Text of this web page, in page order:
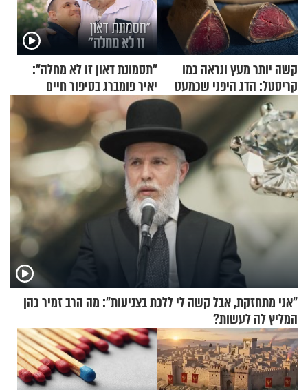
קשה יותר מעץ ונראה כמו
קריסטל: הדג היפני שכמעט
בלתי אפשרי לחתוך
"תסמונת דאון זו לא מחלה":
יאיר פומברג בסיפור חיים
מעורר השראה
"אני מתחזקת, אבל קשה לי ללכת בצניעות": מה הרב זמיר כהן
המליץ לה לעשות?